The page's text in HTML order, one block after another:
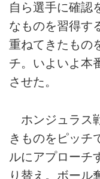
自ら選手に確認
なものを習得す
重ねてきたもの
チ。いよいよ本
させた。
ホンジュラス
きものをピッチ
ルにアプローチ
り替え。ボール